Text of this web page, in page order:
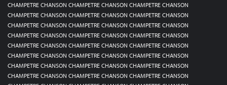
CHAMPETRE CHANSON CHAMPETRE CHANSON CHAMPETRE CHANSON
CHAMPETRE CHANSON CHAMPETRE CHANSON CHAMPETRE CHANSON
CHAMPETRE CHANSON CHAMPETRE CHANSON CHAMPETRE CHANSON
CHAMPETRE CHANSON CHAMPETRE CHANSON CHAMPETRE CHANSON
CHAMPETRE CHANSON CHAMPETRE CHANSON CHAMPETRE CHANSON
CHAMPETRE CHANSON CHAMPETRE CHANSON CHAMPETRE CHANSON
CHAMPETRE CHANSON CHAMPETRE CHANSON CHAMPETRE CHANSON
CHAMPETRE CHANSON CHAMPETRE CHANSON CHAMPETRE CHANSON